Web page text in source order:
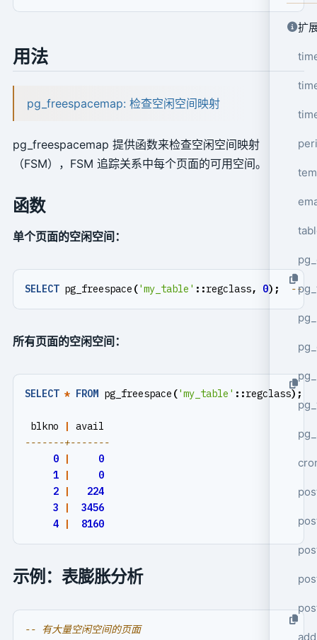
扩
用法
pg_freespacemap: 检查空闲空间映射
pg_freespacemap 提供函数来检查空闲空间映射
（FSM），FSM 追踪关系中每个页面的可用空间。
函数
单个页面的空闲空间：
SELECT pg_freespace ('my_table' ::regclass, 0);
所有页面的空闲空间：
SELECT * FROM pg_freespace ('my_table' ::regclass);
blkno |
avail
0
|
0
1
|
0
2
|
224
3
|
3456
4
| 8160
示例：表膨胀分析
-- 有大量空闲空间的页面